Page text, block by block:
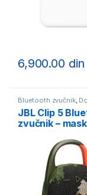
6,900.00 din
Bluetooth zvučnik,
JBL Clip 5
zvučnik –